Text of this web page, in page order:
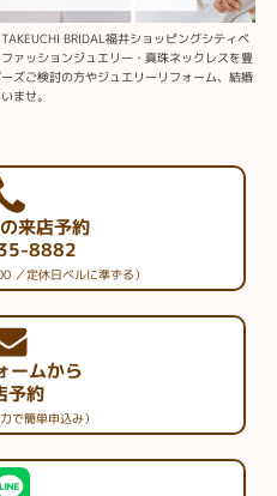
BRIDAL福井ショッピングシティベ
ァッションジュエリー・真珠ネックレスを豊
ズご検討の方やジュエリーリフォーム、結婚
ませ。
来店予約
8882
／定休日ベルに準ずる）
ームから
予約
で簡単申込み）